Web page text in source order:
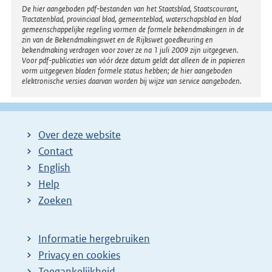
Disclaimer
De hier aangeboden pdf-bestanden van het Staatsblad, Staatscourant,
Tractatenblad, provinciaal blad, gemeenteblad, waterschapsblad en blad
gemeenschappelijke regeling vormen de formele bekendmakingen in de
zin van de Bekendmakingswet en de Rijkswet goedkeuring en
bekendmaking verdragen voor zover ze na 1 juli 2009 zijn uitgegeven.
Voor pdf-publicaties van vóór deze datum geldt dat alleen de in papieren
vorm uitgegeven bladen formele status hebben; de hier aangeboden
elektronische versies daarvan worden bij wijze van service aangeboden.
Over deze website
Contact
English
Help
Zoeken
Informatie hergebruiken
Privacy en cookies